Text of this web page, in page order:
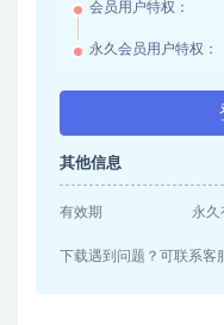
会员用户特权：
永久会员用户特权：
其他信息
有效期 永久
下载遇到问题？可联系客